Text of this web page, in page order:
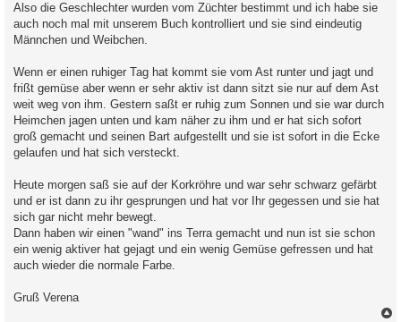
t
r
a
g
Also die Geschlechter wurden vom Züchter bestimmt und ich habe sie
auch noch mal mit unserem Buch kontrolliert und sie sind eindeutig
Männchen und Weibchen.
Wenn er einen ruhiger Tag hat kommt sie vom Ast runter und jagt und
frißt gemüse aber wenn er sehr aktiv ist dann sitzt sie nur auf dem Ast
weit weg von ihm. Gestern saßt er ruhig zum Sonnen und sie war durch
Heimchen jagen unten und kam näher zu ihm und er hat sich sofort
groß gemacht und seinen Bart aufgestellt und sie ist sofort in die Ecke
gelaufen und hat sich versteckt.
Heute morgen saß sie auf der Korkröhre und war sehr schwarz gefärbt
und er ist dann zu ihr gesprungen und hat vor Ihr gegessen und sie hat
sich gar nicht mehr bewegt.
Dann haben wir einen "wand" ins Terra gemacht und nun ist sie schon
ein wenig aktiver hat gejagt und ein wenig Gemüse gefressen und hat
auch wieder die normale Farbe.
Gruß Verena